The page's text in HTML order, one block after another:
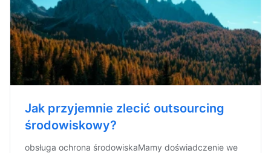
Jak przyjemnie zlecić outsourcing
środowiskowy?
obsługa ochrona środowiskaMamy doświadczenie we